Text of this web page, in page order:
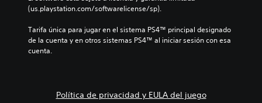
(us.playstation.com/softwarelicense/sp).
Tarifa única para jugar en el sistema PS4™ principal designado
de la cuenta y en otros sistemas PS4™ al iniciar sesión con esa
cuenta.
Política de privacidad y EULA del juego